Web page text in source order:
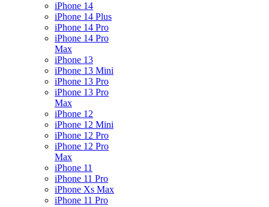
iPhone 14
iPhone 14 Plus
iPhone 14 Pro
iPhone 14 Pro
Max
iPhone 13
iPhone 13 Mini
iPhone 13 Pro
iPhone 13 Pro
Max
iPhone 12
iPhone 12 Mini
iPhone 12 Pro
iPhone 12 Pro
Max
iPhone 11
iPhone 11 Pro
iPhone Xs Max
iPhone 11 Pro